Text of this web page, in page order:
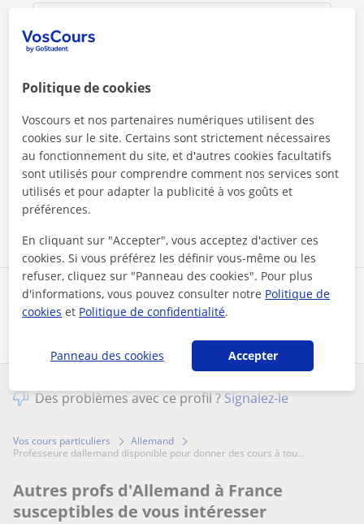
Partagez ce professeur
En cliquant sur l'un des deux boutons, vous acceptez nos
mentions légaleset deconfidentialité
Des problèmes avec ce profil ? Signalez-le
Vos cours particuliers
Allemand
professeure dallemand disponible pour donner des cours à tou...
Autres profs d'Allemand à France
susceptibles de vous intéresser
Politique de cookies
Voscours et nos partenaires numériques utilisent des
cookies sur le site. Certains sont strictement nécessaires
au fonctionnement du site, et d'autres cookies facultatifs
sont utilisés pour comprendre comment nos services sont
utilisés et pour adapter la publicité à vos goûts et
préférences.
En cliquant sur "Accepter", vous acceptez d'activer ces
cookies. Si vous préférez les définir vous-même ou les
refuser, cliquez sur "Panneau des cookies". Pour plus
d'informations, vous pouvez consulter notre Politique de
cookies et Politique de confidentialité.
Panneau des cookies Accepter